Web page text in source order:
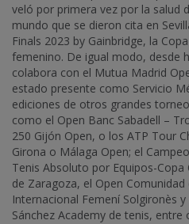
veló por primera vez por la salud
mundo que se dieron cita en
Finals 2023 by Gainbridge, la
femenino. De igual modo, desde
colabora con el Mutua Madrid
estado presente como Servicio
ediciones de otros grandes
como el Open Banc Sabadell –
250 Gijón Open, o los ATP Tour
Girona o Málaga Open; el
Tenis Absoluto por Equipos-
de Zaragoza, el Open
Internacional Femení Solgironès
Sánchez Academy de tenis, entre